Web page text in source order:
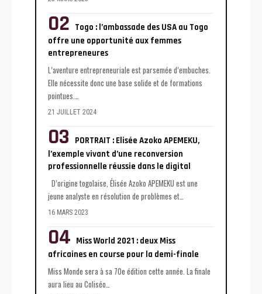
Togo : l’ambassade des USA au Togo
offre une opportunité aux femmes
entrepreneures
L’aventure entrepreneuriale est parsemée d’embuches.
Elle nécessite donc une base solide et de formations
pointues.…
21 JUILLET 2024
PORTRAIT : Elisée Azoko APEMEKU,
l’exemple vivant d’une reconversion
professionnelle réussie dans le digital
D’origine togolaise, Élisée Azoko APEMEKU est une
jeune analyste en résolution de problèmes et…
16 MARS 2023
Miss World 2021 : deux Miss
africaines en course pour la demi-finale
Miss Monde sera à sa 70e édition cette année. La finale
aura lieu au Coliséo…